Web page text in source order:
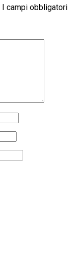
I campi obbligatori